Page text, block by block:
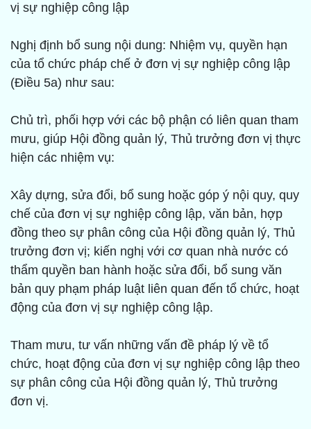
vị sự nghiệp công lập
Nghị định bổ sung nội dung: Nhiệm vụ, quyền hạn
của tổ chức pháp chế ở đơn vị sự nghiệp công lập
(Điều 5a) như sau:
Chủ trì, phối hợp với các bộ phận có liên quan tham
mưu, giúp Hội đồng quản lý, Thủ trưởng đơn vị thực
hiện các nhiệm vụ:
Xây dựng, sửa đổi, bổ sung hoặc góp ý nội quy, quy
chế của đơn vị sự nghiệp công lập, văn bản, hợp
đồng theo sự phân công của Hội đồng quản lý, Thủ
trưởng đơn vị; kiến nghị với cơ quan nhà nước có
thẩm quyền ban hành hoặc sửa đổi, bổ sung văn
bản quy phạm pháp luật liên quan đến tổ chức, hoạt
động của đơn vị sự nghiệp công lập.
Tham mưu, tư vấn những vấn đề pháp lý về tổ
chức, hoạt động của đơn vị sự nghiệp công lập theo
sự phân công của Hội đồng quản lý, Thủ trưởng
đơn vị.